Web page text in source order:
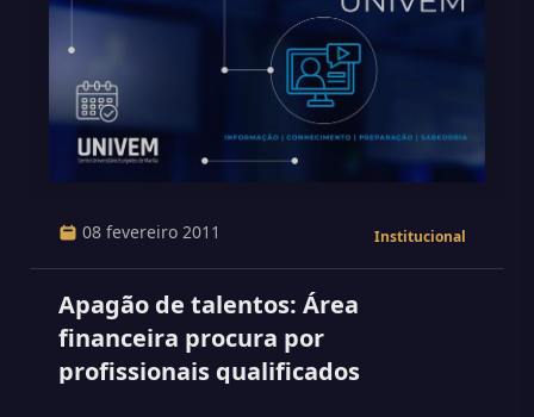
08 fevereiro 2011 Institucional
Apagão de talentos: Área
financeira procura por
profissionais qualificados